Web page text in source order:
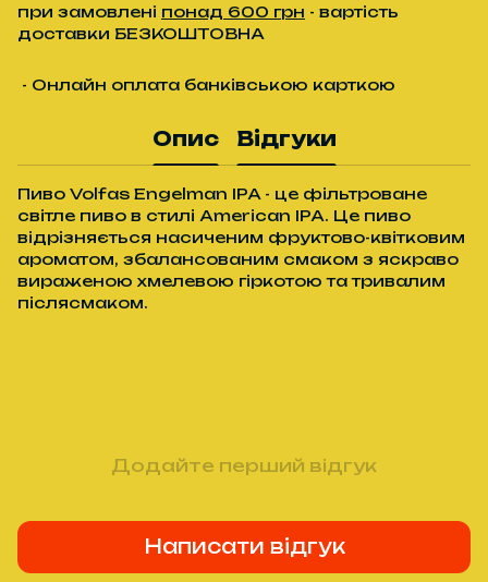
при замовлені понад 600 грн - вартість
доставки БЕЗКОШТОВНА
- Онлайн оплата банківською карткою
Опис Відгуки
Пиво Volfas Engelman IPA - це фільтроване
світле пиво в стилі American IPA. Це пиво
відрізняється насиченим фруктово-квітковим
ароматом, збалансованим смаком з яскраво
вираженою хмелевою гіркотою та тривалим
післясмаком.
Додайте перший відгук
Написати відгук